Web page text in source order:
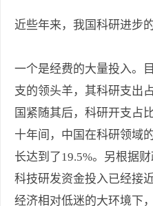
近些年来，我国科研进步
一个是经费的大量投入。
支的领头羊，其科研支出
国紧随其后，科研开支占
十年间，中国在科研领域
长达到了19.5%。另根据
科技研发资金投入已经接
经济相对低迷的大环境下